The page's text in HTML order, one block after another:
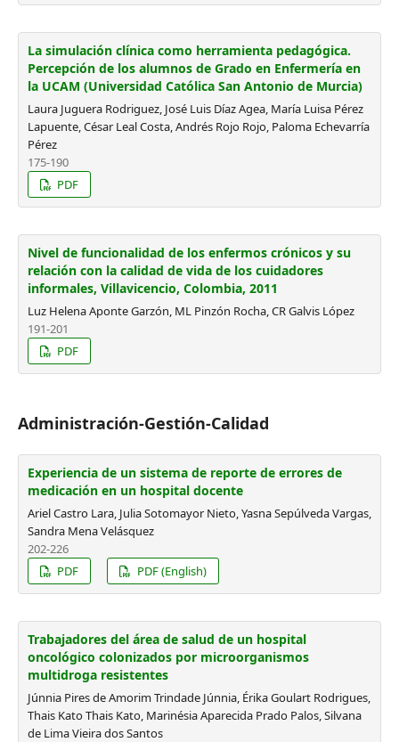
La simulación clínica como herramienta pedagógica.
Percepción de los alumnos de Grado en Enfermería en
la UCAM (Universidad Católica San Antonio de Murcia)
Laura Juguera Rodriguez, José Luis Díaz Agea, María Luisa Pérez
Lapuente, César Leal Costa, Andrés Rojo Rojo, Paloma Echevarría
Pérez
175-190
PDF
Nivel de funcionalidad de los enfermos crónicos y su
relación con la calidad de vida de los cuidadores
informales, Villavicencio, Colombia, 2011
Luz Helena Aponte Garzón, ML Pinzón Rocha, CR Galvis López
191-201
PDF
Administración-Gestión-Calidad
Experiencia de un sistema de reporte de errores de
medicación en un hospital docente
Ariel Castro Lara, Julia Sotomayor Nieto, Yasna Sepúlveda Vargas,
Sandra Mena Velásquez
202-226
PDF
PDF (English)
Trabajadores del área de salud de un hospital
oncológico colonizados por microorganismos
multidroga resistentes
Júnnia Pires de Amorim Trindade Júnnia, Érika Goulart Rodrigues,
Thais Kato Thais Kato, Marinésia Aparecida Prado Palos, Silvana
de Lima Vieira dos Santos